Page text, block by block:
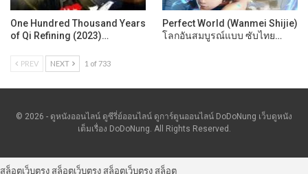
One Hundred Thousand Years
of Qi Refining (2023)…
Perfect World (Wanmei Shijie)
โลกอันสมบูรณ์แบบ ซับไทย…
PREV NEXT 1 of 733
© 2026 - ดูหนังออนไลน์ ดูซีรี่ย์ออนไลน์ ดูการ์ตูนออนไลน์ DoDoNung เว็บดูหนัง
เต็มเรื่อง DoDoNung. All Rights Reserved.
สล็อตเว็บตรง สล็อตเว็บตรง สล็อตเว็บตรง สล็อต